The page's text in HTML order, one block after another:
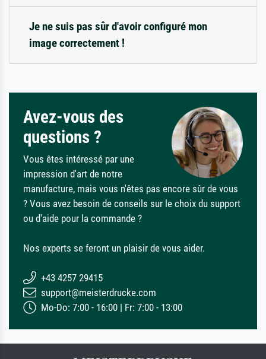
Je ne suis pas sûr d'avoir configuré mon
image correctement !
Avez-vous des
questions ?
Vous êtes intéressé par une
impression d'art de notre
manufacture, mais vous n'êtes pas encore sûr de vous
? Vous avez besoin de conseils sur le choix du support
ou d'aide pour la commande ?
Nos experts se feront un plaisir de vous aider.
+43 4257 29415
support@meisterdrucke.com
Mo-Do: 7:00 - 16:00 | Fr: 7:00 - 13:00